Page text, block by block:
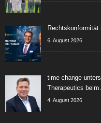
6. August 2026
time change
Therapeutics
4. August 2026